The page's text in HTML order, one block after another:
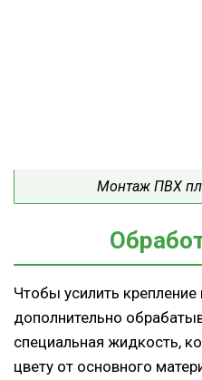
Монтаж ПВХ
Чтобы усилить
дополнительно
специальная жидкость,
цвету от основного